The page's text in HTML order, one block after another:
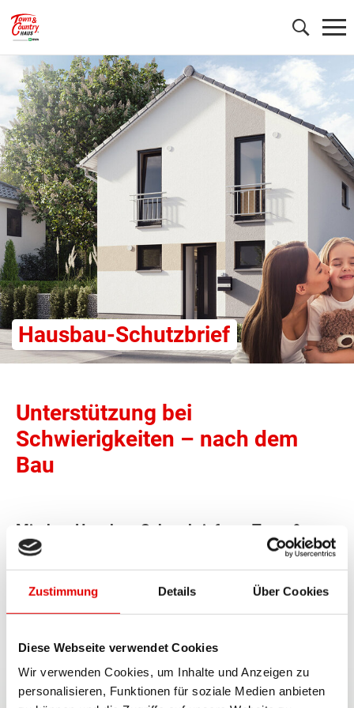
Zustimmung Details Über Cookies
Diese Webseite verwendet Cookies
Wir verwenden Cookies, um Inhalte und Anzeigen zu
personalisieren, Funktionen für soziale Medien anbieten
Hausbau-Schutzbrief
Unterstützung bei
Schwierigkeiten – nach dem
Bau
Mit dem Hausbau-Schutzbrief von Town &
Country Haus sind Bauherren auch nach dem
Bau auf der sicheren Seite. Nicht nur bei
eventuellen Mängeln, auch in unverschuldeten
Notsituationen werden Sie nicht alleine
gelassen.
5 Jahre Baugewährleistungs-
Wonach möchten Sie suchen?